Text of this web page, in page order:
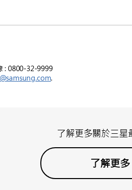
: 0800-32-9999
.
了解更多關於三星
了解更多